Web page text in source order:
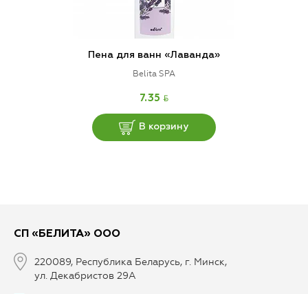
Пена для ванн «Лаванда»
Belita SPA
7.35 BYN
В корзину
СП «БЕЛИТА» ООО
220089, Республика Беларусь, г. Минск,
ул. Декабристов 29А